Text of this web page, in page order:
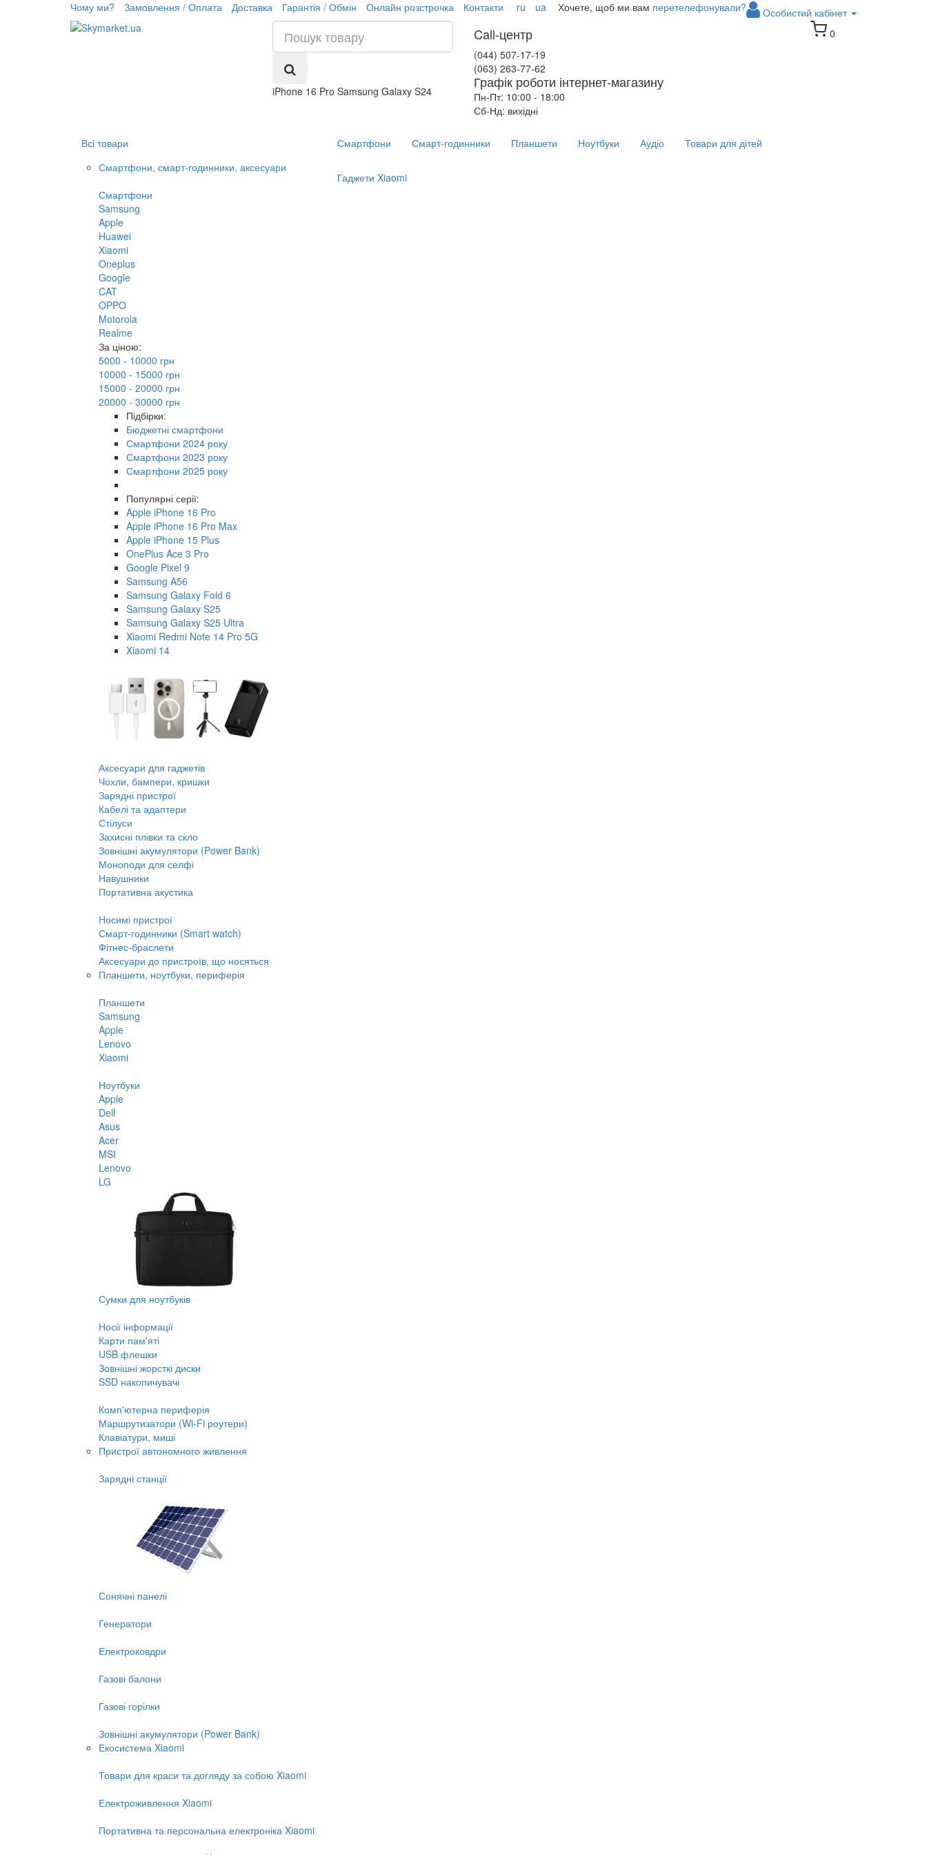
Чому ми? Замовлення / Оплата Доставка Гарантія / Обмін Онлайн розстрочка Контакти ru ua Особистий кабінет
Хочете, щоб ми вам перетелефонували?
iPhone 16 Pro Samsung Galaxy S24
Call-центр
(044) 507-17-19
(063) 263-77-62
Графік роботи інтернет-магазину
Пн-Пт: 10:00 - 18:00
Сб-Нд: вихідні
0
Всі товари
Смартфони, смарт-годинники, аксесуари
Смартфони
Samsung
Apple
Huawei
Xiaomi
Oneplus
Google
CAT
OPPO
Motorola
Realme
За ціною:
5000 - 10000 грн
10000 - 15000 грн
15000 - 20000 грн
20000 - 30000 грн
Підбірки:
Бюджетні смартфони
Смартфони 2024 року
Смартфони 2023 року
Смартфони 2025 року
Популярні серії:
Apple iPhone 16 Pro
Apple iPhone 16 Pro Max
Apple iPhone 15 Plus
OnePlus Ace 3 Pro
Google Pixel 9
Samsung A56
Samsung Galaxy Fold 6
Samsung Galaxy S25
Samsung Galaxy S25 Ultra
Xiaomi Redmi Note 14 Pro 5G
Xiaomi 14
Аксесуари для гаджетів
Чохли, бампери, кришки
Зарядні пристрої
Кабелі та адаптери
Стілуси
Захисні плівки та скло
Зовнішні акумулятори (Power Bank)
Моноподи для селфі
Навушники
Портативна акустика
Носимі пристрої
Смарт-годинники (Smart watch)
Фітнес-браслети
Аксесуари до пристроїв, що носяться
Планшети, ноутбуки, периферія
Планшети
Samsung
Apple
Lenovo
Xiaomi
Ноутбуки
Apple
Dell
Asus
Acer
MSI
Lenovo
LG
Сумки для ноутбуків
Носії інформації
Карти пам'яті
USB флешки
Зовнішні жорсткі диски
SSD накопичувачі
Комп'ютерна периферія
Маршрутизатори (Wi-Fi роутери)
Клавіатури, миші
Пристрої автономного живлення
Зарядні станції
Сонячні панелі
Генератори
Електроковдри
Газові балони
Газові горілки
Зовнішні акумулятори (Power Bank)
Екосистема Xiaomi
Товари для краси та догляду за собою Xiaomi
Електроживлення Xiaomi
Портативна та персональна електроніка Xiaomi
Смартфони Смарт-годинники Планшети Ноутбуки Аудіо Товари для дітей
Гаджети Xiaomi